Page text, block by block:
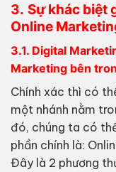
3. Sự khác biệt
Online
3.1. Digital
Marketing bên
Chính xác thì có
một nhánh nằm
đó, chúng ta có
phần chính là:
Đây là 2 phương